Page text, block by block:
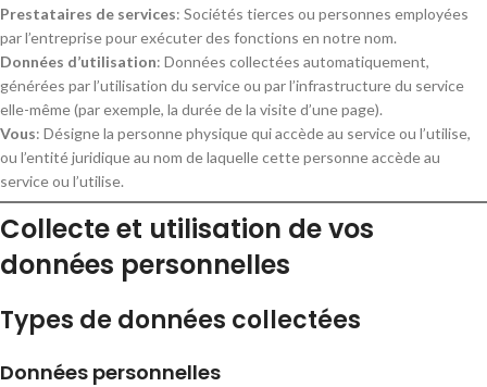
Prestataires de services: Sociétés tierces ou personnes employées
par l’entreprise pour exécuter des fonctions en notre nom.
Données d’utilisation: Données collectées automatiquement,
générées par l’utilisation du service ou par l’infrastructure du service
elle-même (par exemple, la durée de la visite d’une page).
Vous: Désigne la personne physique qui accède au service ou l’utilise,
ou l’entité juridique au nom de laquelle cette personne accède au
service ou l’utilise.
Collecte et utilisation de vos
données personnelles
Types de données collectées
Données personnelles